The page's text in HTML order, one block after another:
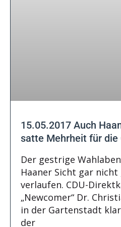
15.05.2017 Auch
satte Mehrheit für die
Der gestrige
Haaner Sicht gar
verlaufen. CDU-
„Newcomer“ Dr.
in der Gartenstadt
der